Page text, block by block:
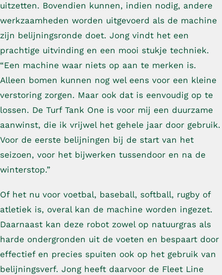
uitzetten. Bovendien kunnen, indien nodig, andere
werkzaamheden worden uitgevoerd als de machine
zijn belijningsronde doet. Jong vindt het een
prachtige uitvinding en een mooi stukje techniek.
“Een machine waar niets op aan te merken is.
Alleen bomen kunnen nog wel eens voor een kleine
verstoring zorgen. Maar ook dat is eenvoudig op te
lossen. De Turf Tank One is voor mij een duurzame
aanwinst, die ik vrijwel het gehele jaar door gebruik.
Voor de eerste belijningen bij de start van het
seizoen, voor het bijwerken tussendoor en na de
winterstop.”
Of het nu voor voetbal, baseball, softball, rugby of
atletiek is, overal kan de machine worden ingezet.
Daarnaast kan deze robot zowel op natuurgras als
harde ondergronden uit de voeten en bespaart door
effectief en precies spuiten ook op het gebruik van
belijningsverf. Jong heeft daarvoor de Fleet Line